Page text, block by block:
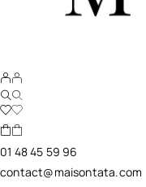
01 48 45 59 96
contact@maisontata.com